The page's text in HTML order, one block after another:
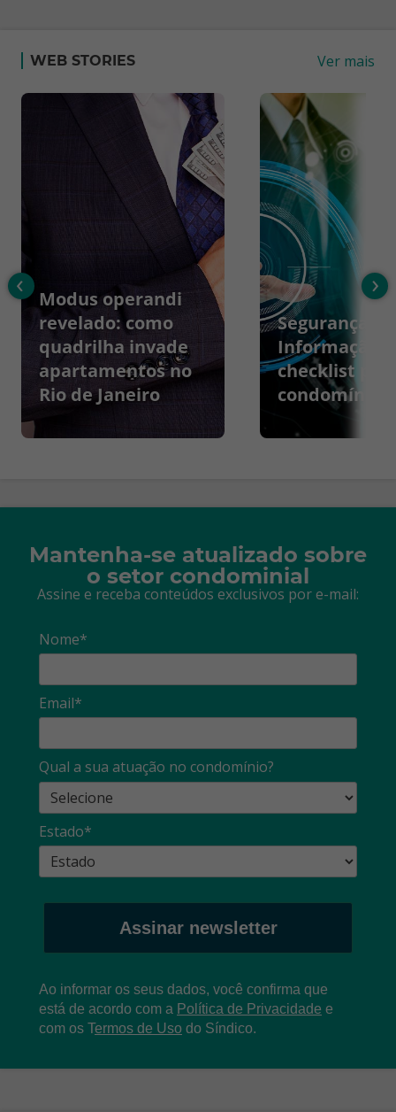
WEB STORIES Ver mais
Modus operandi
revelado: como
quadrilha invade
apartamentos no
Rio de Janeiro
Segurança da
Informação:
checklist
condomínios
‹ ›
Mantenha-se atualizado sobre
o setor condominial
Assine e receba conteúdos exclusivos por e-mail:
Nome*
Email*
Qual a sua atuação no condomínio?
Estado*
Assinar newsletter
Ao informar os seus dados, você confirma que
está de acordo com a Política de Privacidade e
com os Termos de Uso do Síndico.